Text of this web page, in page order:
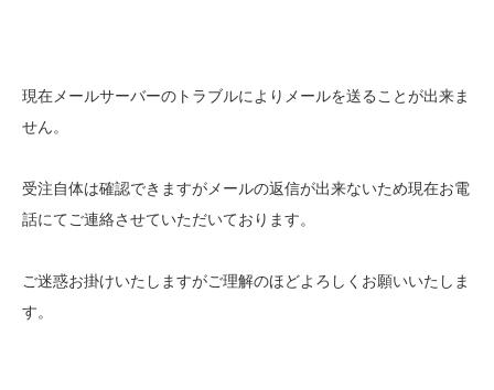
現在メールサーバーのトラブルによりメールを送ることが出来ま
せん。
受注自体は確認できますがメールの返信が出来ないため現在お電
話にてご連絡させていただいております。
ご迷惑お掛けいたしますがご理解のほどよろしくお願いいたしま
す。